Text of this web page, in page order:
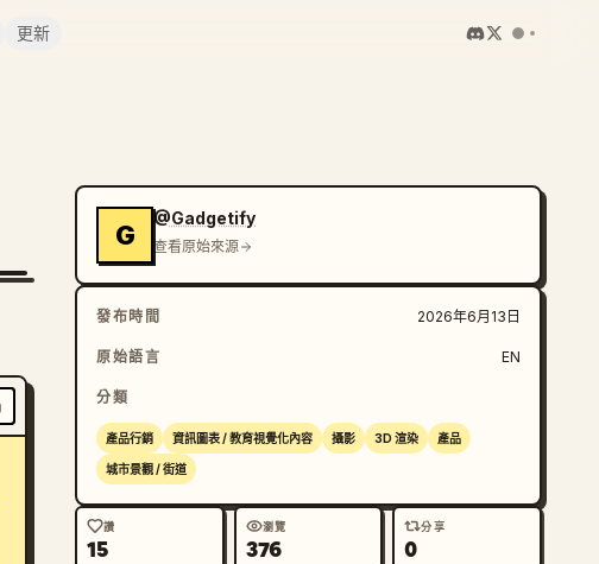
更新
G
@Gadgetify
查看原始來源
發布時間 2026年6月13日
原始語言 EN
分類
產品行銷 資訊圖表 / 教育視覺化內容 攝影 3D 渲染 產品
城市景觀 / 街道
讚
15
瀏覽
376
分享
0